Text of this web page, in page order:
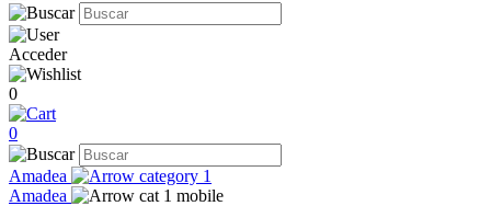
Acceder
0
0
Amadea
Amadea